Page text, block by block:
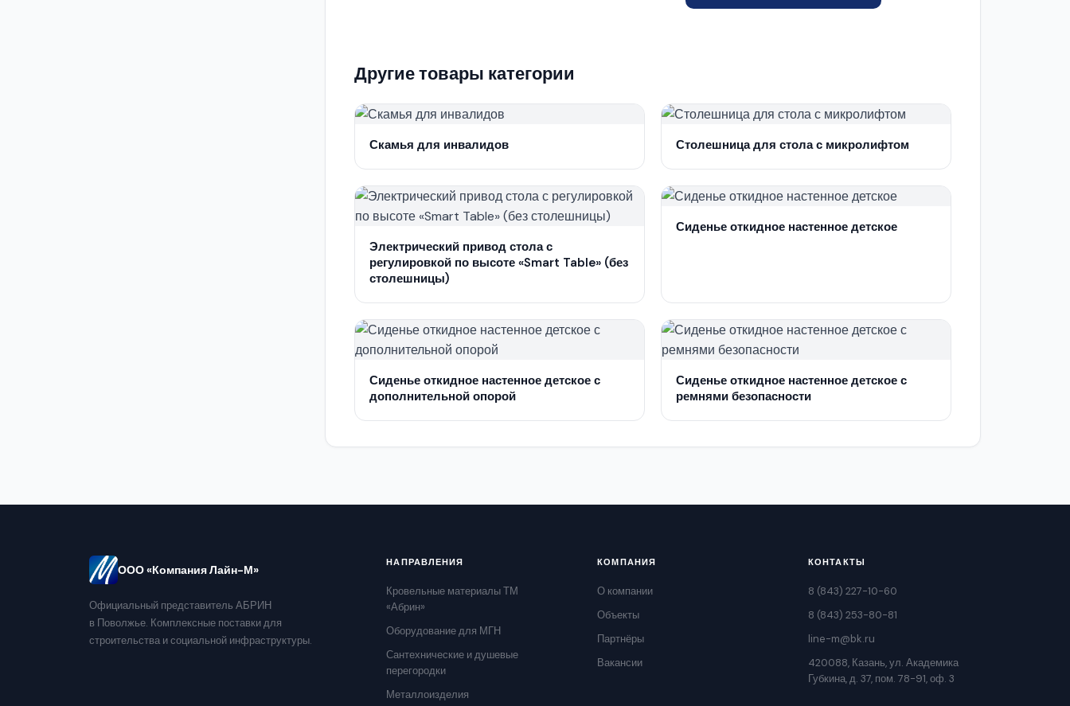
Другие товары категории
Скамья для инвалидов Столешница для стола с микролифтом
Электрический привод стола с
регулировкой по высоте «Smart Table» (без
столешницы)
Сиденье откидное настенное детское
Сиденье откидное настенное детское с
дополнительной опорой
Сиденье откидное настенное детское с
ремнями безопасности
ООО «Компания Лайн-М»
Официальный представитель АБРИН
в Поволжье. Комплексные поставки для
строительства и социальной инфраструктуры.
НАПРАВЛЕНИЯ
Кровельные материалы ТМ
«Абрин»
Оборудование для МГН
Сантехнические и душевые
перегородки
Металлоизделия
КОМПАНИЯ
О компании
Объекты
Партнёры
Вакансии
КОНТАКТЫ
8 (843) 227-10-60
8 (843) 253-80-81
line-m@bk.ru
420088, Казань, ул. Академика
Губкина, д. 37, пом. 78-91, оф. 3